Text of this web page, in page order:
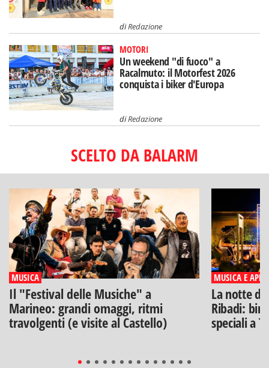
diRedazione
MOTORI
Un weekend "di fuoco" a
Racalmuto: il Motorfest 2026
conquista i biker d'Europa
diRedazione
SCELTO DA BALARM
MUSICA
Il "Festival delle Musiche" a
Marineo: grandi omaggi, ritmi
travolgenti (e visite al Castello)
MUSICA E
La notte di
Ribadi:
speciali a